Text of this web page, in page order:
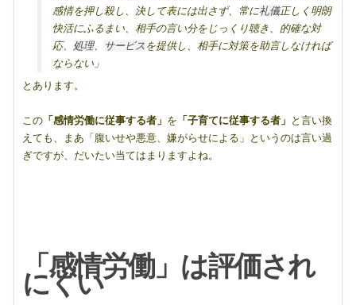
感情を押し殺し、決して表には出さず、常に礼儀正しく明朗
快活にふるまい、相手の言い分をじっくり聴き、的確な対
応、 処理、 サービス を提供し、相手に対策を助言しなければ
ならない」
とあります。
この「感情労働に従事する者」 を 「子育てに従事する者」 と言い換
えても、まあ「腹いせや悪意、嫌がらせによる」というのは言い過
ぎですが、だいたい当てはまりますよね。
「感情労働」は評価され
にくい